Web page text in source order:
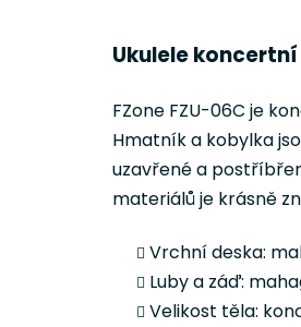
Ukulele koncertní
FZone FZU-06C je
Hmatník a kobylka
uzavřené a
materiálů je krásně
Vrchní deska:
Luby a záď:
Velikost těla: